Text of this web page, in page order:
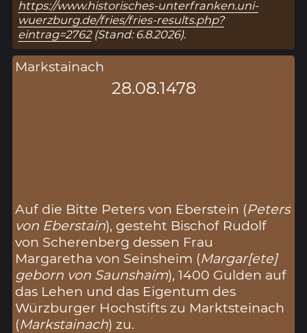
https://www.historisches-unterfranken.uni-
wuerzburg.de/fries/fries-results.php?
eintrag=2762(Stand: 6.8.2026).
Markstainach
28.08.1478
Auf die Bitte Peters von Eberstein (Peters
von Eberstain), gesteht Bischof Rudolf
von Scherenberg dessen Frau
Margaretha von Seinsheim (Margar[ete]
geborn von Saunshaim), 1400 Gulden auf
das Lehen und das Eigentum des
Würzburger Hochstifts zu Marktsteinach
(Markstainach) zu.